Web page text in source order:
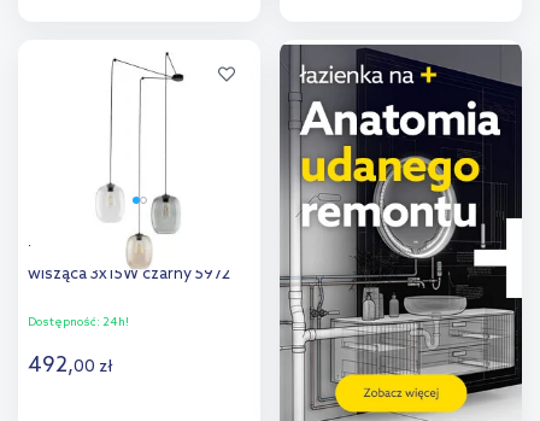
Dodaj do
porównania
Dodaj do
porównania
TK Lighting Elio lampa
wisząca 3x15W czarny 5972
Dostępność: 24h!
492,00 zł